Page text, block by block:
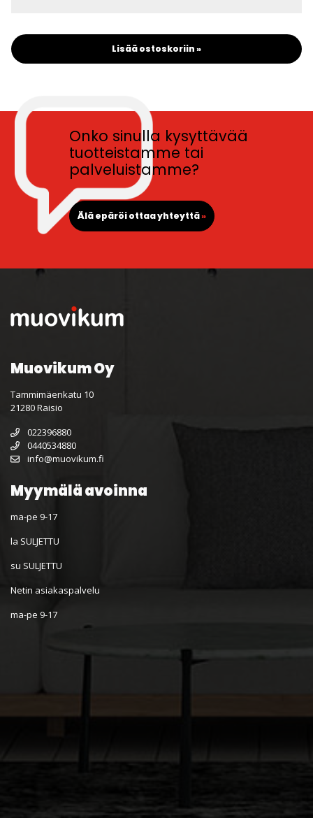
Lisää ostoskoriin »
Onko sinulla kysyttävää
tuotteistamme tai
palveluistamme?
Älä epäröi ottaa yhteyttä»
Muovikum Oy
Tammimäenkatu 10
21280 Raisio
022396880
0440534880
info@muovikum.fi
Myymälä avoinna
ma-pe 9-17
la SULJETTU
su SULJETTU
Netin asiakaspalvelu
ma-pe 9-17